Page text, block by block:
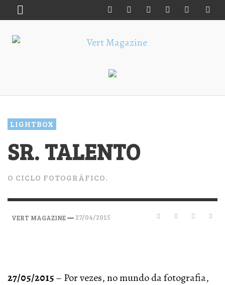
LIGHTBOX
SR. TALENTO
O CICLO FOTOGRÁFICO.
VERT MAGAZINE— 27/04/2015
27/05/2015– Por vezes, no mundo da fotografia,